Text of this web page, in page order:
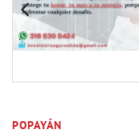
POPAYÁN